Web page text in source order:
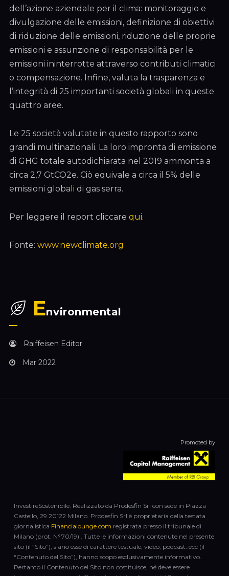
dell’azione aziendale per il clima: monitoraggio e
divulgazione delle emissioni, definizione di obiettivi
di riduzione delle emissioni, riduzione delle proprie
emissioni e assunzione di responsabilità per le
emissioni ininterrotte attraverso contributi climatici
o compensazione. Infine, valuta la trasparenza e
l’integrità di 25 importanti società globali in queste
quattro aree.
Le 25 società valutate in questo rapporto sono
grandi multinazionali. La loro impronta di emissione
di GHG totale autodichiarata nel 2019 ammonta a
circa 2,7 GtCO2e. Ciò equivale a circa il 5% delle
emissioni globali di gas serra.
Per leggere il report cliccare qui.
Fonte: www.newclimate.org
Environmental
Raiffeisen Editor
Mar 2022
Promoted by
InvestireSostenibile. Realizzato da Prodesfin Srl con sede in Piazza
Castello, 29 20122 Milano. Prodesfin Srl è proprietaria della testata
giornalistica Financialounge.com registrata presso il tribunale di
Milano (prot. N°70/19) . Tutte le informazioni contenute nel presente
sito (il “Sito”), siano esse di carattere testuale, video, podcast..ecc (il
“Contenuto del Sito”), hanno scopo esclusivamente informativo.
Pertanto il Contenuto del Sito non costituisce, né deve essere